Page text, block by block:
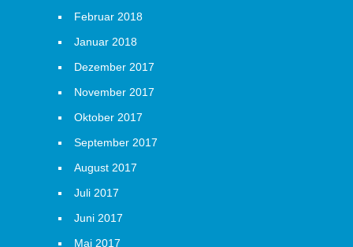
Februar 2018
Januar 2018
Dezember 2017
November 2017
Oktober 2017
September 2017
August 2017
Juli 2017
Juni 2017
Mai 2017